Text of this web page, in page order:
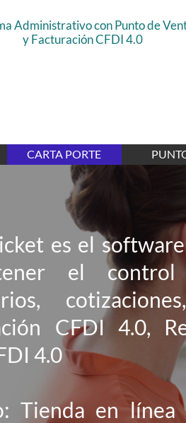
Administrativo con Punto de
y Facturación CFDI 4.0
CARTA PORTE
es el
el
CFDI 4.0,
4.0
Tienda en línea